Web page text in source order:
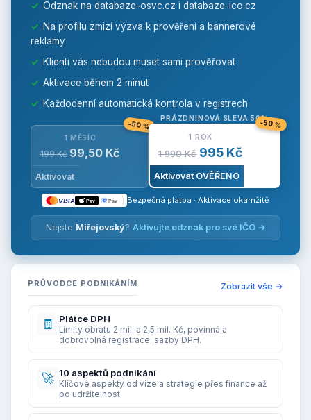
✓ Odznak na databaze-osvc.cz i databaze-ico.cz
✓ Na profilu zmizí výzva k prověření a bannerové
reklamy
✓ Klienti vás nebudou muset sami prověřovat
✓ Aktivace během 2 minut
✓ Každodenní automatická kontrola v registrech
1 MĚSÍC
199 Kč 99,50 Kč
Aktivovat
-50 %
PRÁZDNINOVÁ SLEVA 50%
1 ROK
1 990 Kč 995 Kč
Aktivovat OVĚŘENO
-50 %
VISA Pay Pay Bezpečná platba · Aktivace okamžitě
Nejste Miřejovský? Aktivujte odznak pro své IČO →
PRŮVODCE PODNIKÁNÍM Zobrazit vše →
🧾 Plátce DPH
Limity obratu 2 mil. a 2,5 mil. Kč, povinná a
dobrovolná registrace, sazby DPH.
🚀 10 aspektů podnikání
Klíčové aspekty od vize a strategie přes finance až
po udržitelnost.